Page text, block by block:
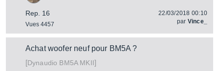
Rep. 16
Vues 4457
22/03/2018 00:10
par Vince_
Achat woofer neuf pour BM5A ?
[Dynaudio BM5A MKII]